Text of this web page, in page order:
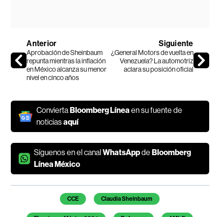
Anterior
Aprobación de Sheinbaum
repunta mientras la inflación
en México alcanza su menor
nivel en cinco años
Siguiente
¿General Motors de vuelta en
Venezuela? La automotriz
aclara su posición oficial
ConviertaBloomberg Líneaen su fuente de
noticiasaquí
Síguenos en el canalWhatsAppdeBloomberg
Línea México
Temas de este artículo
CCE Claudia Sheinbaum